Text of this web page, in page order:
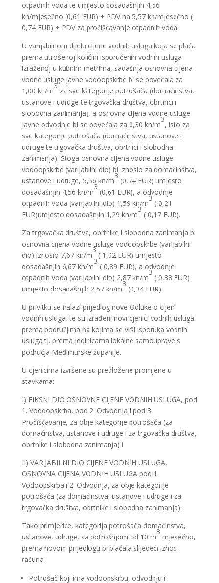
otpadnih voda te umjesto dosadašnjih 4,56
kn/mjesečno (0,61 EUR) + PDV na 5,57 kn/mjesečno (
0,74 EUR) + PDV za pročišćavanje otpadnih voda.
U varijabilnom dijelu cijene vodnih usluga koja se plaća
prema utrošenoj količini isporučenih vodnih usluga
izraženoj u kubnim metrima, sadašnja osnovna cijena
vodne usluge javne vodoopskrbe bi se povećala za
1,00 kn/m
3
za sve kategorije potrošača (domaćinstva,
ustanove i udruge te trgovačka društva, obrtnici i
slobodna zanimanja), a osnovna cijena vodne usluge
javne odvodnje bi se povećala za 0,30 kn/m
3
, isto za
sve kategorije potrošača (domaćinstva, ustanove i
udruge te trgovačka društva, obrtnici i slobodna
zanimanja). Stoga osnovna cijena vodne usluge
vodoopskrbe (varijabilni dio) bi iznosio za domaćinstva,
ustanove i udruge, 5,56 kn/m
3
(0,74 EUR) umjesto
dosadašnjih 4,56 kn/m
3
(0,61 EUR), a odvodnje
otpadnih voda (varijabilni dio) 1,59 kn/m
3
( 0,21
EUR)umjesto dosadašnjih 1,29 kn/m
3
( 0,17 EUR).
Za trgovačka društva, obrtnike i slobodna zanimanja bi
osnovna cijena vodne usluge vodoopskrbe (varijabilni
dio) iznosio 7,67 kn/m
3
( 1,02 EUR) umjesto
dosadašnjih 6,67 kn/m
3
( 0,89 EUR), a odvodnje
otpadnih voda (varijabilni dio) 2,87 kn/m
3
( 0,38 EUR)
umjesto dosadašnjih 2,57 kn/m
3
(0,34 EUR).
U privitku se nalazi prijedlog nove Odluke o cijeni
vodnih usluga, te su izrađeni novi cjenici vodnih usluga
prema područjima na kojima se vrši isporuka vodnih
usluga tj. prema jedinicama lokalne samouprave s
područja Međimurske županije.
U cjenicima izvršene su predložene promjene u
stavkama:
I) FIKSNI DIO OSNOVNE CIJENE VODNIH USLUGA, pod
1. Vodoopskrba, pod 2. Odvodnja i pod 3.
Pročišćavanje, za obje kategorije potrošača (za
domaćinstva, ustanove i udruge i za trgovačka društva,
obrtnike i slobodna zanimanja) i
II) VARIJABILNI DIO CIJENE VODNIH USLUGA,
OSNOVNA CIJENA VODNIH USLUGA pod 1.
Vodoopskrba i 2. Odvodnja, za obje kategorije
potrošača (za domaćinstva, ustanove i udruge i za
trgovačka društva, obrtnike i slobodna zanimanja).
Tako primjerice, kategorija potrošača domaćinstva,
ustanove, udruge, sa potrošnjom od 10 m
3
mjesečno,
prema novom prijedlogu bi plaćala slijedeći iznos
računa:
Potrošač koji ima vodoopskrbu, odvodnju i